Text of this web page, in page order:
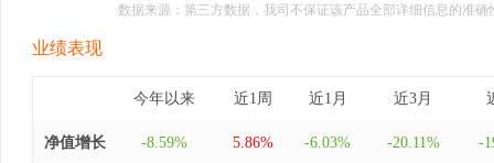
数据来源：第三方数据，我司不保证该产品全部详细信息的准
业绩表现
今年以来 近1周 近1月 近3月
净值增长 -8.59% 5.86% -6.03% -20.11% -